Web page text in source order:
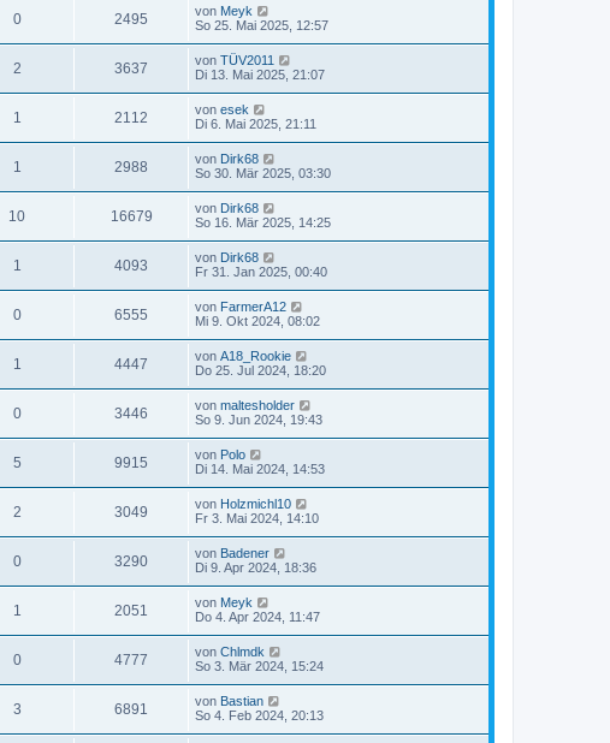
0 2495 von Meyk
So 25. Mai 2025, 12:57
2 3637 von TÜV2011
Di 13. Mai 2025, 21:07
1 2112 von esek
Di 6. Mai 2025, 21:11
1 2988 von Dirk68
So 30. Mär 2025, 03:30
10 16679 von Dirk68
So 16. Mär 2025, 14:25
1 4093 von Dirk68
Fr 31. Jan 2025, 00:40
0 6555 von FarmerA12
Mi 9. Okt 2024, 08:02
1 4447 von A18_Rookie
Do 25. Jul 2024, 18:20
0 3446 von maltesholder
So 9. Jun 2024, 19:43
5 9915 von Polo
Di 14. Mai 2024, 14:53
2 3049 von Holzmichl10
Fr 3. Mai 2024, 14:10
0 3290 von Badener
Di 9. Apr 2024, 18:36
1 2051 von Meyk
Do 4. Apr 2024, 11:47
0 4777 von Chlmdk
So 3. Mär 2024, 15:24
3 6891 von Bastian
So 4. Feb 2024, 20:13